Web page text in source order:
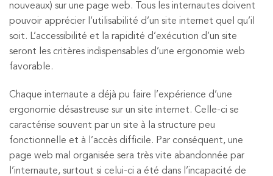
nouveaux) sur une page web. Tous les internautes doivent
pouvoir apprécier l’utilisabilité d’un site internet quel qu’il
soit. L’accessibilité et la rapidité d’exécution d’un site
seront les critères indispensables d’une ergonomie web
favorable.
Chaque internaute a déjà pu faire l’expérience d’une
ergonomie désastreuse sur un site internet. Celle-ci se
caractérise souvent par un site à la structure peu
fonctionnelle et à l’accès difficile. Par conséquent, une
page web mal organisée sera très vite abandonnée par
l’internaute, surtout si celui-ci a été dans l’incapacité de